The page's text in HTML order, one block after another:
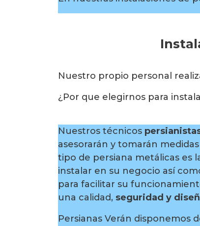
Nuestro propio personal
¿Por que elegirnos para
Nuestros técnicos
asesorarán y tomarán
tipo de persiana metálicas es
instalar en su negocio así
para facilitar su
una calidad, seguridad y
Persianas Verán disponemos